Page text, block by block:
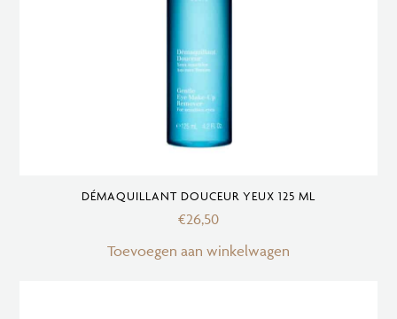
DÉMAQUILLANT DOUCEUR YEUX 125 ML
€26,50
Toevoegen aan winkelwagen